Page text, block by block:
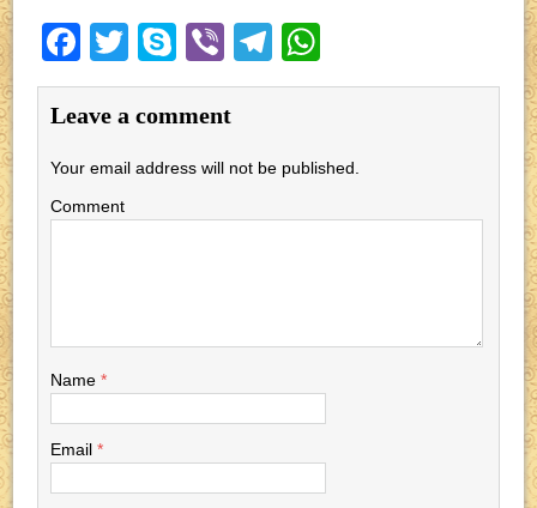
F
a
c
e
b
o
T
wi
tt
er
S
ky
p
e
Vi
b
er
T
el
gr
m
h
s
p
Leave a comment
Your email address will not be published.
Comment
Name*
Email*